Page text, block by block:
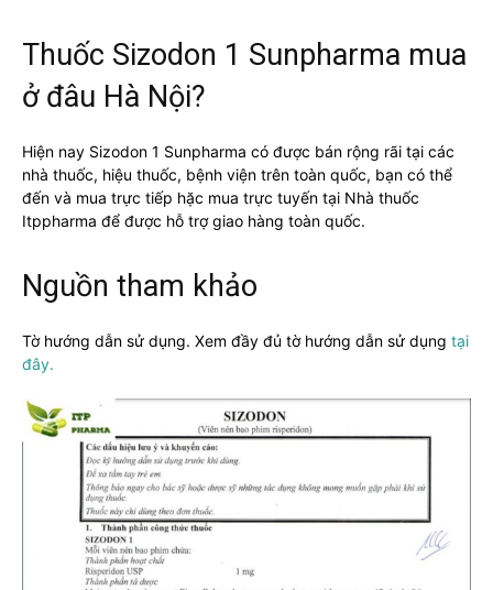
Thuốc Sizodon 1 Sunpharma mua
ở đâu Hà Nội?
Hiện nay Sizodon 1 Sunpharma có được bán rộng rãi tại các
nhà thuốc, hiệu thuốc, bệnh viện trên toàn quốc, bạn có thể
đến và mua trực tiếp hặc mua trực tuyến tại Nhà thuốc
Itppharma để được hỗ trợ giao hàng toàn quốc.
Nguồn tham khảo
Tờ hướng dẫn sử dụng. Xem đầy đủ tờ hướng dẫn sử dụng tại
đây.